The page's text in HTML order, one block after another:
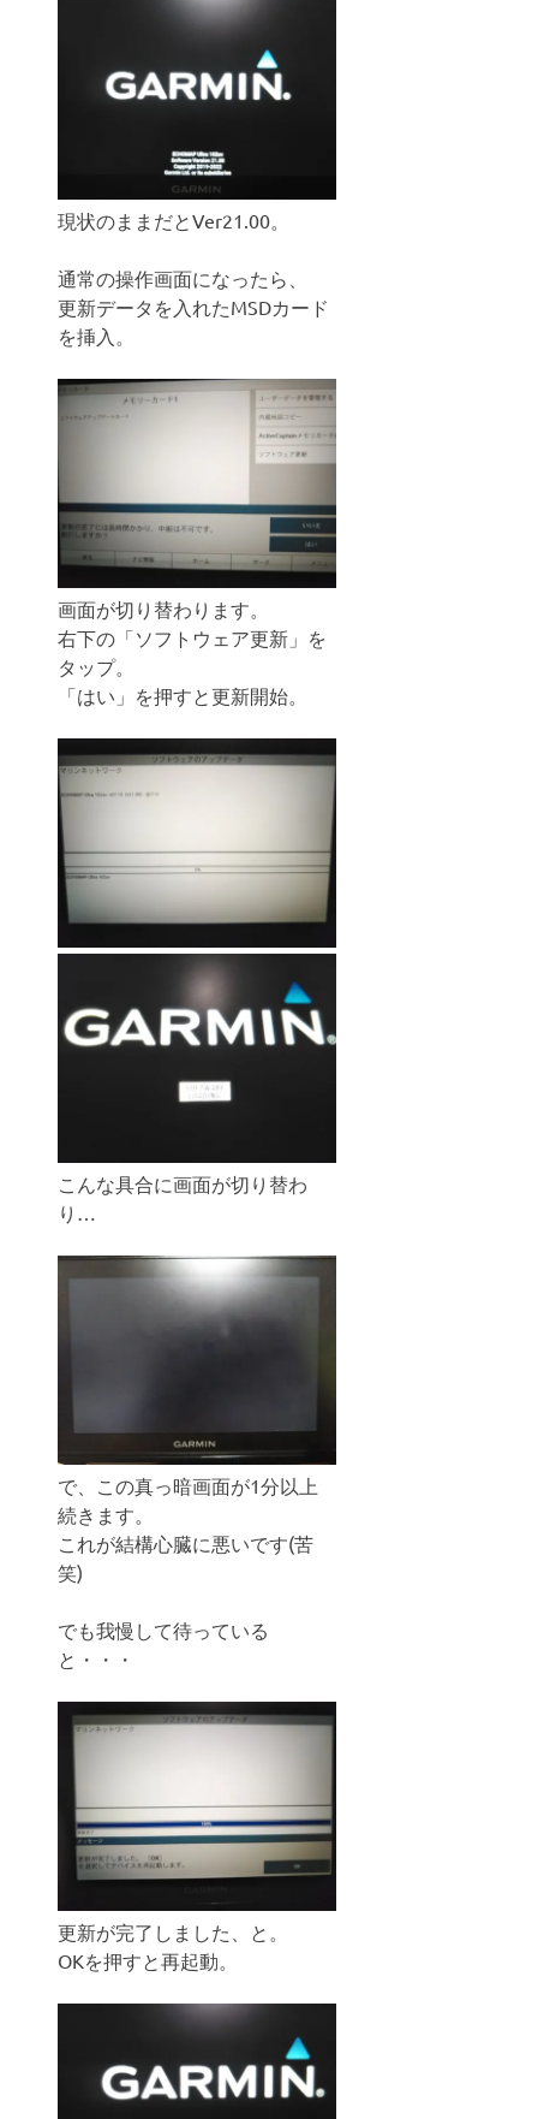
現状のままだとVer21.00。
通常の操作画面になったら、
更新データを入れたMSDカード
を挿入。
画面が切り替わります。
右下の「ソフトウェア更新」を
タップ。
「はい」を押すと更新開始。
こんな具合に画面が切り替わ
り…
で、この真っ暗画面が1分以上
続きます。
これが結構心臓に悪いです(苦
笑)
でも我慢して待っている
と・・・
更新が完了しました、と。
OKを押すと再起動。